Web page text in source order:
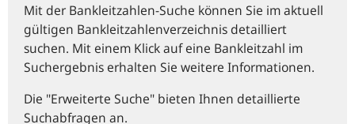
Mit der Bankleitzahlen-Suche können Sie im aktuell
gültigen Bankleitzahlenverzeichnis detailliert
suchen. Mit einem Klick auf eine Bankleitzahl im
Suchergebnis erhalten Sie weitere Informationen.
Die "Erweiterte Suche" bieten Ihnen detaillierte
Suchabfragen an.